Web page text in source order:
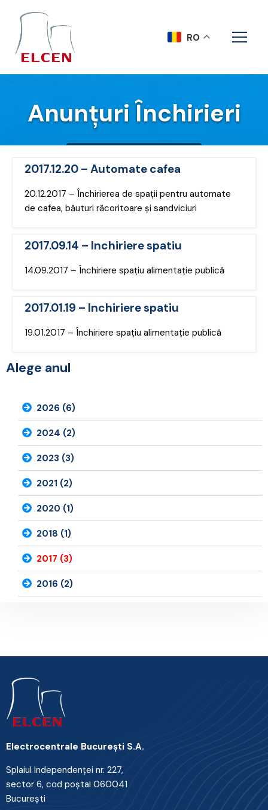
Anunțuri Închirieri
2017.12.20 – Automate cafea
20.12.2017 – Închirierea de spații pentru automate
de cafea, băuturi răcoritoare și sandviciuri
2017.09.14 – Inchiriere spatiu
14.09.2017 – Închiriere spațiu alimentație publică
2017.01.19 – Inchiriere spatiu
19.01.2017 – Închiriere spațiu alimentație publică
Alege anul
2026 (6)
2024 (2)
2023 (3)
2021 (2)
2020 (1)
2018 (1)
2017 (3)
2016 (2)
Electrocentrale Bucureşti S.A.
Splaiul Independenţei nr. 227,
sector 6, cod poştal 060041
Bucureşti
RO